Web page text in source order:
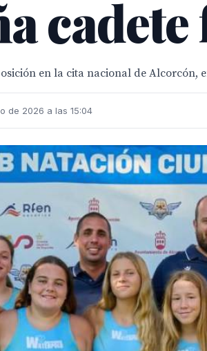
en la cita nacional de
de 2026 a las 15:04